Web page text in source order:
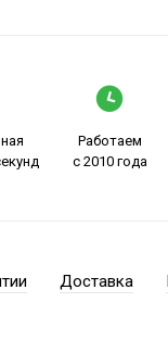
Работаем
с 2010 года
Доставка